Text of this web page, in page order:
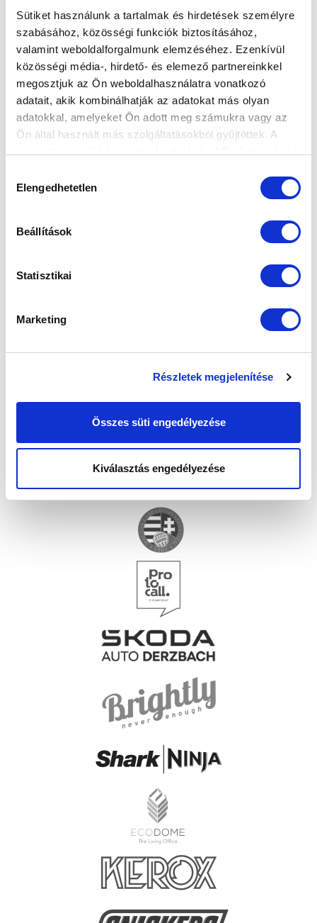
Sütiket használunk a tartalmak és hirdetések személyre
szabásához, közösségi funkciók biztosításához,
valamint weboldalforgalmunk elemzéséhez. Ezenkívül
közösségi média-, hirdető- és elemező partnereinkkel
megosztjuk az Ön weboldalhasználatra vonatkozó
adatait, akik kombinálhatják az adatokat más olyan
adatokkal, amelyeket Ön adott meg számukra vagy az
Ön által használt más szolgáltatásokból gyűjtöttek. A
kiválasztása
Elengedhetetlen
Beállítások
Statisztikai
Marketing
Részletek megjelenítése
Összes süti engedélyezése
Kiválasztás engedélyezése